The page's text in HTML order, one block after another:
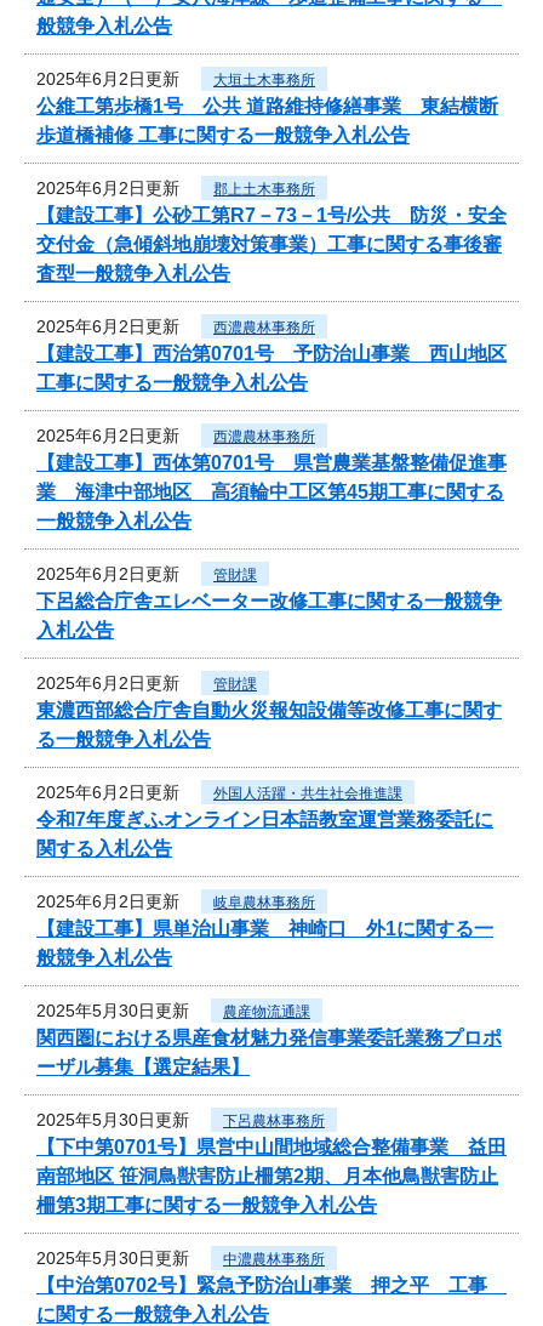
般競争入札公告
2025年6月2日更新 大垣土木事務所
公維工第歩橋1号 公共 道路維持修繕事業 東結横断
歩道橋補修 工事に関する一般競争入札公告
2025年6月2日更新 郡上土木事務所
【建設工事】公砂工第R7－73－1号/公共 防災・安全
交付金（急傾斜地崩壊対策事業）工事に関する事後審
査型一般競争入札公告
2025年6月2日更新 西濃農林事務所
【建設工事】西治第0701号 予防治山事業 西山地区
工事に関する一般競争入札公告
2025年6月2日更新 西濃農林事務所
【建設工事】西体第0701号 県営農業基盤整備促進事
業 海津中部地区 高須輪中工区第45期工事に関する
一般競争入札公告
2025年6月2日更新 管財課
下呂総合庁舎エレベーター改修工事に関する一般競争
入札公告
2025年6月2日更新 管財課
東濃西部総合庁舎自動火災報知設備等改修工事に関す
る一般競争入札公告
2025年6月2日更新 外国人活躍・共生社会推進課
令和7年度ぎふオンライン日本語教室運営業務委託に
関する入札公告
2025年6月2日更新 岐阜農林事務所
【建設工事】県単治山事業 神崎口 外1に関する一
般競争入札公告
2025年5月30日更新 農産物流通課
関西圏における県産食材魅力発信事業委託業務プロポ
ーザル募集【選定結果】
2025年5月30日更新 下呂農林事務所
【下中第0701号】県営中山間地域総合整備事業 益田
南部地区 笹洞鳥獣害防止柵第2期、月本他鳥獣害防止
柵第3期工事に関する一般競争入札公告
2025年5月30日更新 中濃農林事務所
【中治第0702号】緊急予防治山事業 押之平 工事
に関する一般競争入札公告